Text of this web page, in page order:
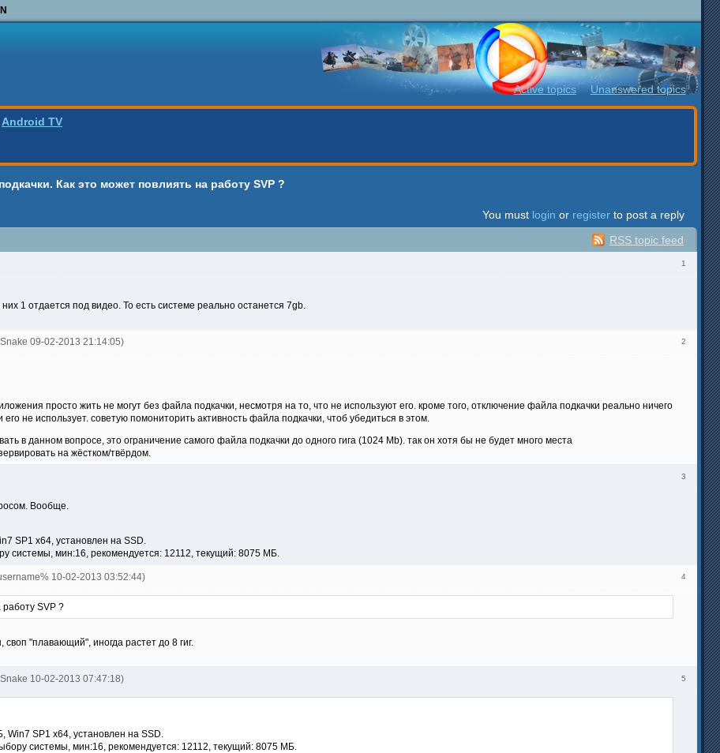
Active topics Unanswered topics
Android TV
Как это может повлиять на работу SVP ?
You must login or register to post a reply
RSS topic feed
1
1 отдается под видео. То есть системе реально останется 7gb.
2
09-02-2013 21:14:05)
просто жить не могут без файла подкачки, несмотря на то, что не используют его. кроме того, отключение файла подкачки реально ничего
его не использует. советую помониторить активность файла подкачки, чтоб убедиться в этом.
в данном вопросе, это ограничение самого файла подкачки до одного гига (1024 Mb). так он хотя бы не будет много места
на жёстком/твёрдом.
3
Вообще.
SP1 x64, установлен на SSD.
системы, мин:16, рекомендуется: 12112, текущий: 8075 МБ.
4
10-02-2013 03:52:44)
работу SVP ?
"плавающий", иногда растет до 8 гиг.
5
10-02-2013 07:47:18)
Win7 SP1 x64, установлен на SSD.
системы, мин:16, рекомендуется: 12112, текущий: 8075 МБ.